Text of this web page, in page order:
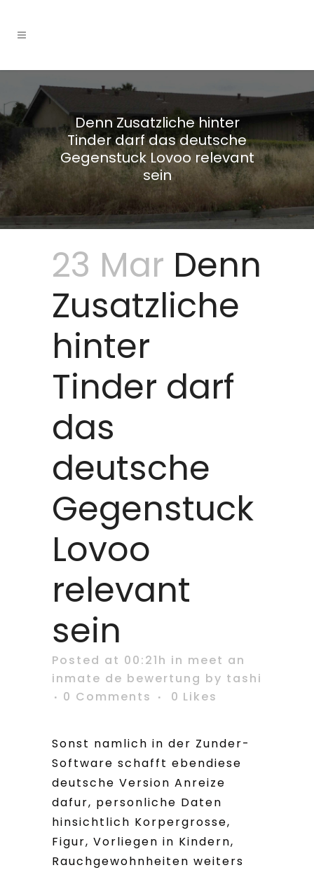
Denn Zusatzliche hinter
Tinder darf das deutsche
Gegenstuck Lovoo relevant
sein
23 Mar Denn
Zusatzliche
hinter
Tinder darf
das
deutsche
Gegenstuck
Lovoo
relevant
sein
Posted at 00:21h in meet an
inmate de bewertung by tashi
0 Comments
0 Likes
Sonst namlich in der Zunder-
Software schafft ebendiese
deutsche Version Anreize
dafur, personliche Daten
hinsichtlich Korpergrosse,
Figur, Vorliegen in Kindern,
Rauchgewohnheiten weiters